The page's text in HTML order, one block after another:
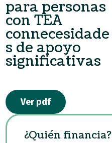
para personas
con TEA
connecesidade
s de apoyo
significativas
Ver pdf
¿Quién financia?